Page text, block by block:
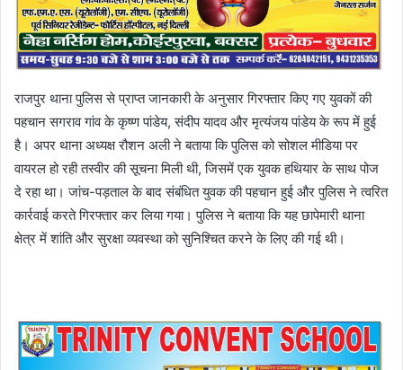
राजपुर थाना पुलिस से प्राप्त जानकारी के अनुसार गिरफ्तार किए गए युवकों की
पहचान सगराव गांव के कृष्ण पांडेय, संदीप यादव और मृत्यंजय पांडेय के रूप में हुई
है। अपर थाना अध्यक्ष रौशन अली ने बताया कि पुलिस को सोशल मीडिया पर
वायरल हो रही तस्वीर की सूचना मिली थी, जिसमें एक युवक हथियार के साथ पोज
दे रहा था। जांच-पड़ताल के बाद संबंधित युवक की पहचान हुई और पुलिस ने त्वरित
कार्रवाई करते गिरफ्तार कर लिया गया। पुलिस ने बताया कि यह छापेमारी थाना
क्षेत्र में शांति और सुरक्षा व्यवस्था को सुनिश्चित करने के लिए की गई थी।